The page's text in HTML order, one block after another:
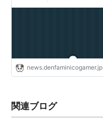
news.denfaminicogamer.jp
関連ブログ